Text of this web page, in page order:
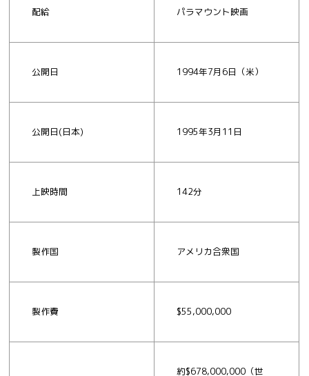
配給 パラマウント映画
公開日 1994年7月6日（米）
公開日(日本) 1995年3月11日
上映時間 142分
製作国 アメリカ合衆国
製作費 $55,000,000
約$678,000,000（世